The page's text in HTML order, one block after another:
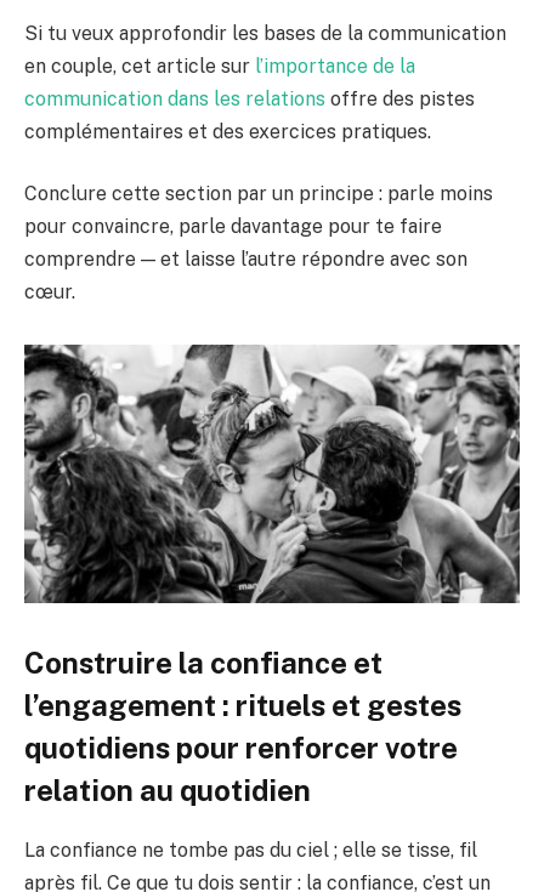
Si tu veux approfondir les bases de la communication
en couple, cet article sur l’importance de la
communication dans les relations offre des pistes
complémentaires et des exercices pratiques.
Conclure cette section par un principe : parle moins
pour convaincre, parle davantage pour te faire
comprendre — et laisse l’autre répondre avec son
cœur.
Construire la confiance et
l’engagement : rituels et gestes
quotidiens pour renforcer votre
relation au quotidien
La confiance ne tombe pas du ciel ; elle se tisse, fil
après fil. Ce que tu dois sentir : la confiance, c’est un